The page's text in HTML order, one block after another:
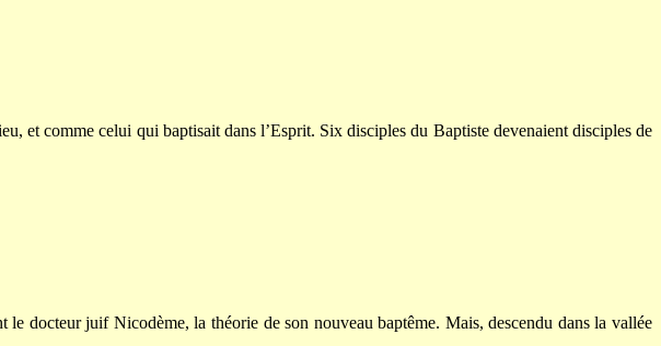
et comme celui qui baptisait dans l’Esprit. Six disciples du Baptiste devenaient disciples de
docteur juif Nicodème, la théorie de son nouveau baptême. Mais, descendu dans la vallée